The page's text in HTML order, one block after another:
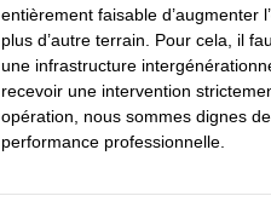
entièrement faisable d’augmenter
plus d’autre terrain. Pour cela, il
une infrastructure
recevoir une intervention
opération, nous sommes dignes
performance professionnelle.